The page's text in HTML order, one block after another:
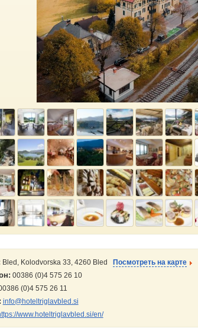
Bled, Kolodvorska 33, 4260 Bled Посмотреть на карте
00386 (0)4 575 26 10
(0)4 575 26 11
info@hoteltriglavbled.si
www.hoteltriglavbled.si/en/